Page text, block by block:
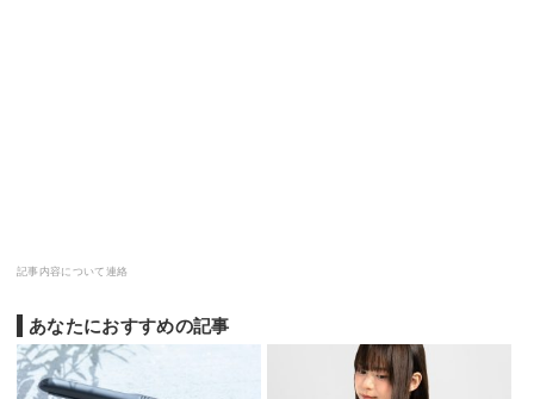
記事内容について連絡
あなたにおすすめの記事